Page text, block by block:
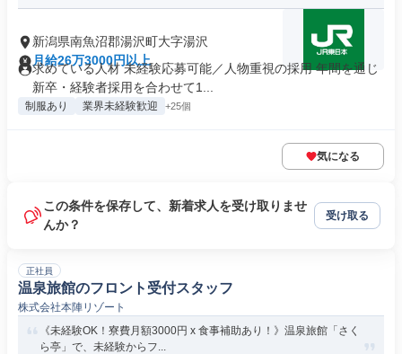
新潟県南魚沼郡湯沢町大字湯沢
月給26万3000円以上
求めている人材 未経験応募可能／人物重視の採用 年間を通じ
新卒・経験者採用を合わせて1...
制服あり 業界未経験歓迎 +25個
気になる
この条件を保存して、新着求人を受け取りませ
んか？
受け取る
正社員
温泉旅館のフロント受付スタッフ
株式会社本陣リゾート
《未経験OK！寮費月額3000円 x 食事補助あり！》温泉旅館「さく
ら亭」で、未経験からフ...